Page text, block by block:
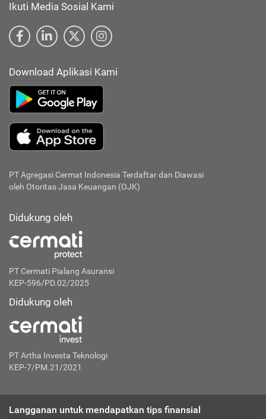
Ikuti Media Sosial Kami
Download Aplikasi Kami
PT Agregasi Cermat Indonesia Terdaftar dan Diawasi
oleh Otoritas Jasa Keuangan (OJK)
Didukung oleh
PT Cermati Pialang Asuransi
KEP-596/PD.02/2025
Didukung oleh
PT Artha Investa Teknologi
KEP-7/PM.21/2021
Langganan untuk mendapatkan tips finansial